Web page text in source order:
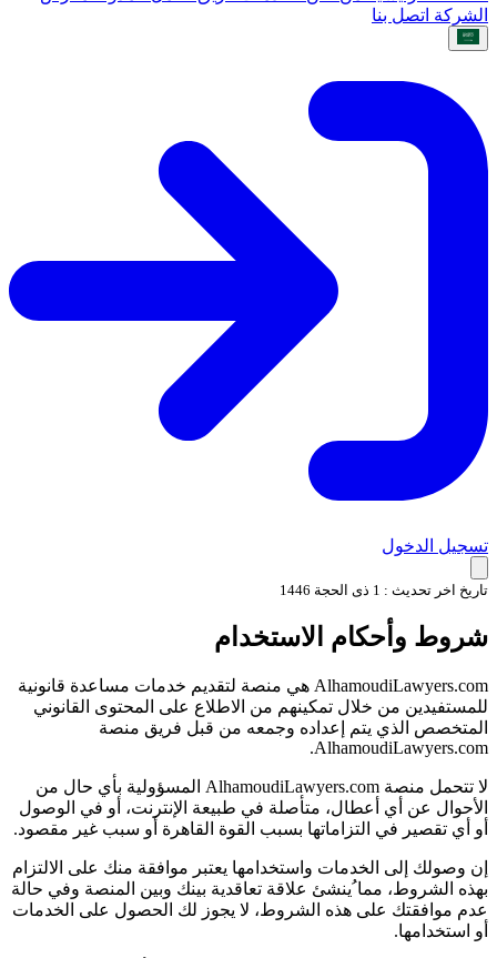
الشركة اتصل بنا
تسجيل الدخول
تاريخ اخر تحديث : 1 ذى الحجة 1446
شروط وأحكام الاستخدام
AlhamoudiLawyers.com هي منصة لتقديم خدمات مساعدة قانونية
للمستفيدين من خلال تمكينهم من الاطلاع على المحتوى القانوني
المتخصص الذي يتم إعداده وجمعه من قبل فريق منصة
AlhamoudiLawyers.com.
لا تتحمل منصة AlhamoudiLawyers.com المسؤولية بأي حال من
الأحوال عن أي أعطال، متأصلة في طبيعة الإنترنت، أو في الوصول
أو أي تقصير في التزاماتها بسبب القوة القاهرة أو سبب غير مقصود.
إن وصولك إلى الخدمات واستخدامها يعتبر موافقة منك على الالتزام
بهذه الشروط، مما ُينشئ علاقة تعاقدية بينك وبين المنصة وفي حالة
عدم موافقتك على هذه الشروط، لا يجوز لك الحصول على الخدمات
أو استخدامها.